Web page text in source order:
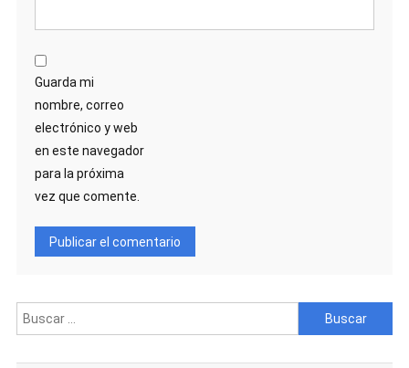
Guarda mi
nombre, correo
electrónico y web
en este navegador
para la próxima
vez que comente.
Buscar: